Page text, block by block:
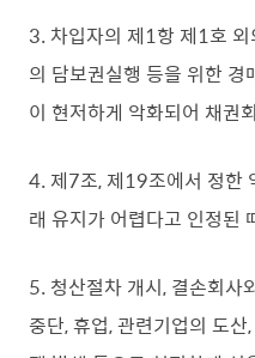
3. 차입자의 제1항 제1호
의 담보권실행 등을 위한
이 현저하게 악화되어 채권
4. 제7조, 제19조에서 정한
래 유지가 어렵다고 인정된
5. 청산절차 개시, 결손회사
중단, 휴업, 관련기업의 도